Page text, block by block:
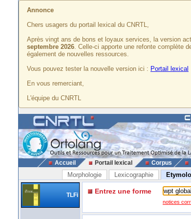
Annonce
Chers usagers du portail lexical du CNRTL,
Après vingt ans de bons et loyaux services, la version
septembre 2026. Celle-ci apporte une refonte complète
également de nouvelles ressources.
Vous pouvez tester la nouvelle version ici : Portail lexical
En vous remerciant,
L'équipe du CNRTL
Accueil Portail lexical Corpus
Morphologie Lexicographie
TLFi Entrez une forme
notices